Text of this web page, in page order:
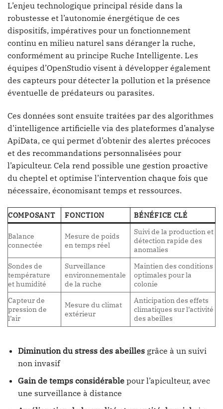
L’enjeu technologique principal réside dans la
robustesse et l’autonomie énergétique de ces
dispositifs, impératives pour un fonctionnement
continu en milieu naturel sans déranger la ruche,
conformément au principe Ruche Intelligente. Les
équipes d’OpenStudio visent à développer également
des capteurs pour détecter la pollution et la présence
éventuelle de prédateurs ou parasites.
Ces données sont ensuite traitées par des algorithmes
d’intelligence artificielle via des plateformes d’analyse
ApiData, ce qui permet d’obtenir des alertes précoces
et des recommandations personnalisées pour
l’apiculteur. Cela rend possible une gestion proactive
du cheptel et optimise l’intervention chaque fois que
nécessaire, économisant temps et ressources.
COMPOSANT FONCTION BÉNÉFICE CLÉ
Balance
connectée
Mesure de poids
en temps réel
Suivi de la production et
détection rapide des
anomalies
Sondes de
température
et humidité
Surveillance
environnementale
de la ruche
Maintien des conditions
optimales pour la
colonie
Capteur de
pression de
l’air
Mesure du climat
extérieur
Anticipation des effets
climatiques sur l’activité
des abeilles
Diminution du stress des abeillesgrâce à un suivi
non invasif
Gain de temps considérablepour l’apiculteur, avec
une surveillance à distance